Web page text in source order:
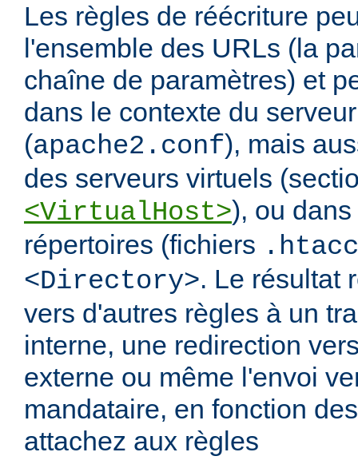
Les règles de réécriture
l'ensemble des URLs (la
chaîne de paramètres) et
dans le contexte du
(apache2.conf), mais
des serveurs virtuels
<VirtualHost>), ou
répertoires (fichiers
<Directory>. Le résultat
vers d'autres règles à un
interne, une redirection
externe ou même l'envoi
mandataire, en fonction
attachez aux règles